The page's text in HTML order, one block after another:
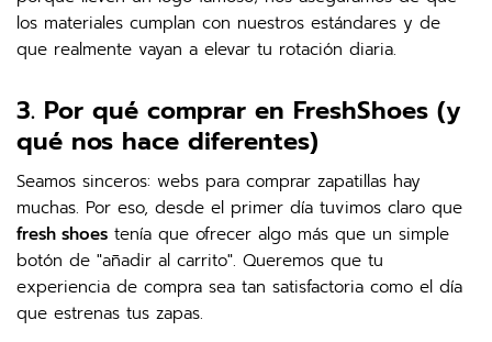
los materiales cumplan con nuestros estándares y de
que realmente vayan a elevar tu rotación diaria.
3. Por qué comprar en FreshShoes (y
qué nos hace diferentes)
Seamos sinceros: webs para comprar zapatillas hay
muchas. Por eso, desde el primer día tuvimos claro que
fresh shoes tenía que ofrecer algo más que un simple
botón de "añadir al carrito". Queremos que tu
experiencia de compra sea tan satisfactoria como el día
que estrenas tus zapas.